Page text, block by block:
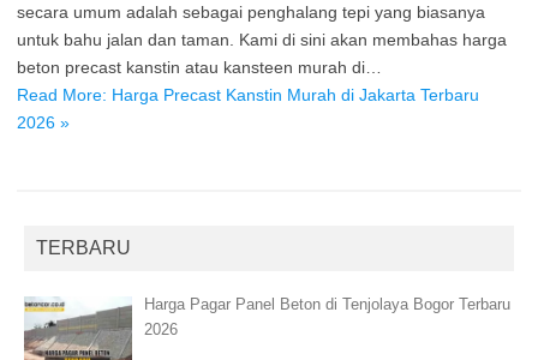
secara umum adalah sebagai penghalang tepi yang biasanya
untuk bahu jalan dan taman. Kami di sini akan membahas harga
beton precast kanstin atau kansteen murah di…
Read More: Harga Precast Kanstin Murah di Jakarta Terbaru
2026 »
TERBARU
Harga Pagar Panel Beton di Tenjolaya Bogor Terbaru
2026